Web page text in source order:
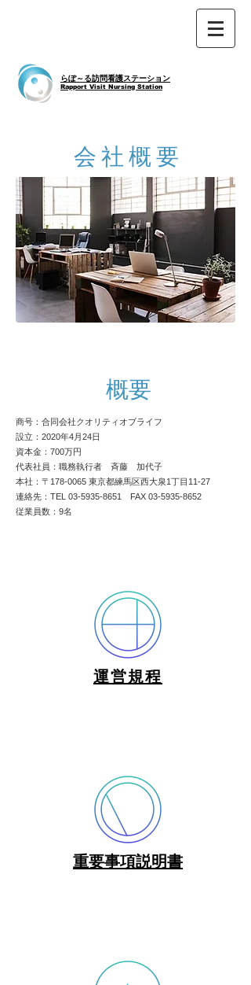
らぽ～る訪問看護ステーション
Rapport Visit Nursing Station
​会社概要
概要
商号：合同会社クオリティオブライフ
設立：2020年4月24日
資本金：700万円
​代表社員：職務執行者 斉藤 加代子
本社：〒178-0065 東京都練馬区西大泉1丁目11-27
連絡先：TEL 03-5935-8651 FAX 03-5935-8652
従業員数：9名
​運営規程
重要事項説明書